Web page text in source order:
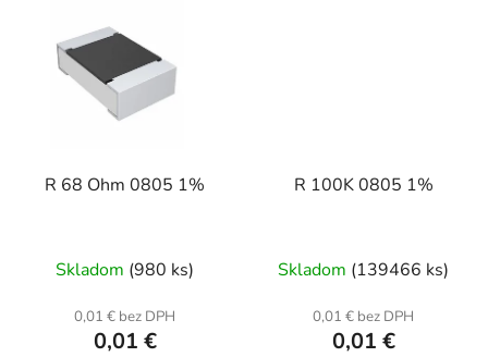
R 68 Ohm 0805 1%
Skladom (980 ks)
0,01 € bez DPH
0,01 €
R 100K 0805 1%
Skladom (139466 ks)
0,01 € bez DPH
0,01 €